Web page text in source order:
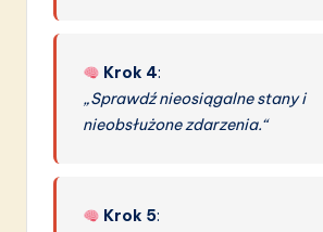
Krok 4:
„Sprawdź nieosiągalne stany i
nieobsłużone zdarzenia.“
Krok 5: